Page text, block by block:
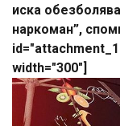
иска
наркоман”,
width="300"]